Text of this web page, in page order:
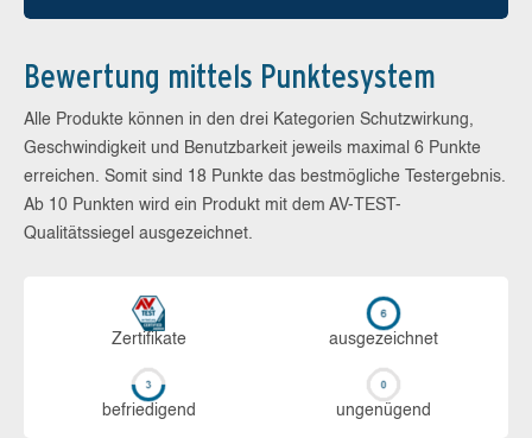
Bewertung mittels Punktesystem
Alle Produkte können in den drei Kategorien Schutzwirkung,
Geschwindigkeit und Benutzbarkeit jeweils maximal 6 Punkte
erreichen. Somit sind 18 Punkte das bestmögliche Testergebnis.
Ab 10 Punkten wird ein Produkt mit dem AV-TEST-
Qualitätssiegel ausgezeichnet.
Zerti­fikate aus­ge­zeich­net
be­frie­di­gend un­ge­nü­gend